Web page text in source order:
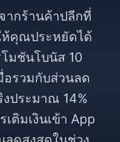
ากร้านค้าปลีกที่
ห้คุณประหยัดได้
มชันโบนัส 10
อรวมกับส่วนลด
ประมาณ 14%
ติมเงินเข้า App